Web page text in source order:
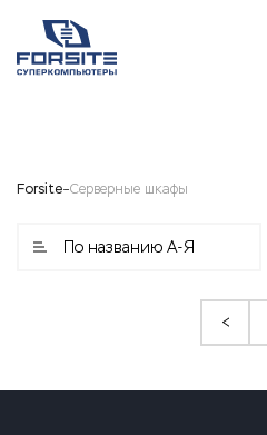
Forsite Серверные шкафы
По названию А-Я
<